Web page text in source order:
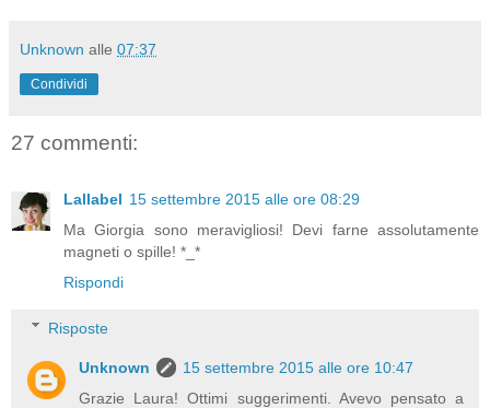
Unknown alle 07:37
Condividi
27 commenti:
Lallabel 15 settembre 2015 alle ore 08:29
Ma Giorgia sono meravigliosi! Devi farne assolutamente
magneti o spille! *_*
Rispondi
Risposte
Unknown
15 settembre 2015 alle ore 10:47
Grazie Laura! Ottimi suggerimenti. Avevo pensato a